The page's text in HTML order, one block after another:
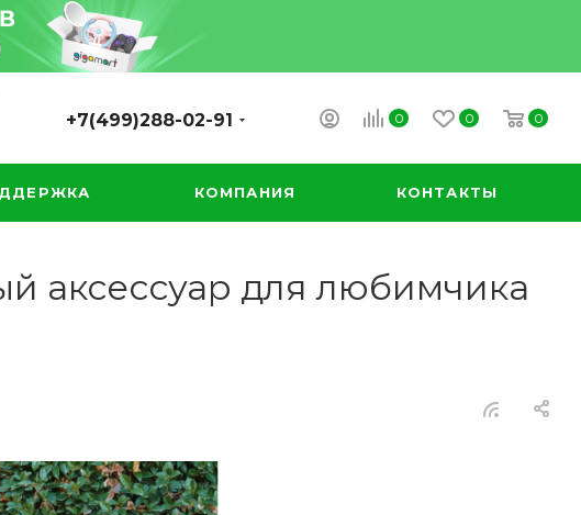
0 0 0
+7(499)288-02-91
КОМПАНИЯ КОНТАКТЫ
аксессуар для любимчика